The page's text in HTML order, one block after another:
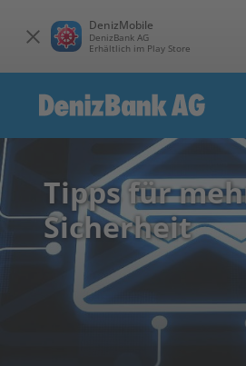
DenizMobile
DenizBank AG
Erhältlich im Play Store
Tipps für
Sicherheit